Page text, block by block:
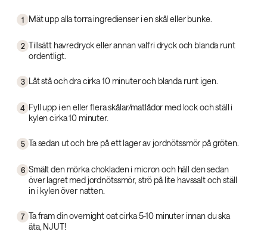
1 Mät upp alla torra ingredienser i en skål eller bunke.
2 Tillsätt havredryck eller annan valfri dryck och blanda runt
ordentligt.
3 Låt stå och dra cirka 10 minuter och blanda runt igen.
4 Fyll upp i en eller flera skålar/matlådor med lock och ställ i
kylen cirka 10 minuter.
5 Ta sedan ut och bre på ett lager av jordnötssmör på gröten.
6 Smält den mörka chokladen i micron och häll den sedan
över lagret med jordnötssmör, strö på lite havssalt och ställ
in i kylen över natten.
7 Ta fram din overnight oat cirka 5-10 minuter innan du ska
äta, NJUT!